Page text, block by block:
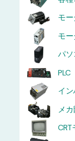
モ
モ
パソ
PLC
イン
メ
CRT